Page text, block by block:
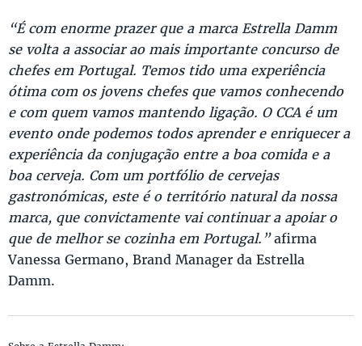
“É com enorme prazer que a marca Estrella Damm
se volta a associar ao mais importante concurso de
chefes em Portugal. Temos tido uma experiência
ótima com os jovens chefes que vamos conhecendo
e com quem vamos mantendo ligação. O CCA é um
evento onde podemos todos aprender e enriquecer a
experiência da conjugação entre a boa comida e a
boa cerveja. Com um portfólio de cervejas
gastronómicas, este é o território natural da nossa
marca, que convictamente vai continuar a apoiar o
que de melhor se cozinha em Portugal.”afirma
Vanessa Germano, Brand Manager da Estrella
Damm.